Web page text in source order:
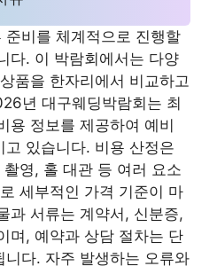
비를 체계적으로 진행할
다. 이 박람회에서는 다양
품을 한자리에서 비교하고
년 대구웨딩박람회는 최
용 정보를 제공하여 예비
있습니다. 비용 산정은
영, 홀 대관 등 여러 요소
세부적인 가격 기준이 마
과 서류는 계약서, 신분증,
며, 예약과 상담 절차는 단
니다. 자주 발생하는 오류와